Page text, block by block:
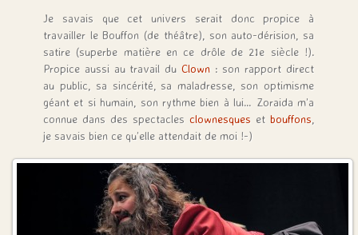
Je savais que cet univers serait donc propice à
travailler le Bouffon (de théâtre), son auto-dérision, sa
satire (superbe matière en ce drôle de 21e siècle !).
Propice aussi au travail du Clown: son rapport direct
au public, sa sincérité, sa maladresse, son optimisme
géant et si humain, son rythme bien à lui… Zoraida m’a
connue dans des spectacles clownesques et bouffons
je savais bien ce qu’elle attendait de moi !-)